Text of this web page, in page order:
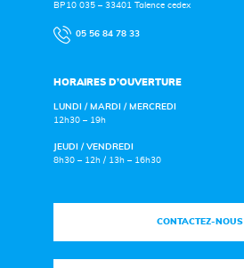
BP10 035 – 33401 Talence cedex
05 56 84 78 33
HORAIRES D’OUVERTURE
LUNDI / MARDI / MERCREDI
12h30 – 19h
JEUDI / VENDREDI
8h30 – 12h / 13h – 16h30
CONTACTEZ-NOUS